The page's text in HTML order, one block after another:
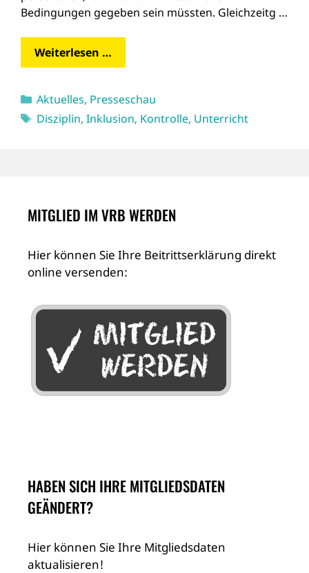
Bedingungen gegeben sein müssten. Gleichzeitg …
Weiterlesen …
Kategorien
Aktuelles, Presseschau
Schlagwörter
Disziplin, Inklusion, Kontrolle, Unterricht
MITGLIED IM VRB WERDEN
Hier können Sie Ihre Beitrittserklärung direkt
online versenden:
HABEN SICH IHRE MITGLIEDSDATEN
GEÄNDERT?
Hier können Sie Ihre Mitgliedsdaten
aktualisieren!